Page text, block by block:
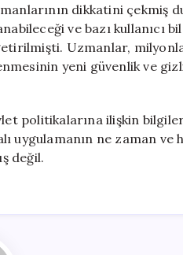
dikkatini çekmiş
ve bazı kullanıcı
Uzmanlar,
yeni güvenlik ve
politikalarına ilişkin
uygulamanın ne zaman
değil.